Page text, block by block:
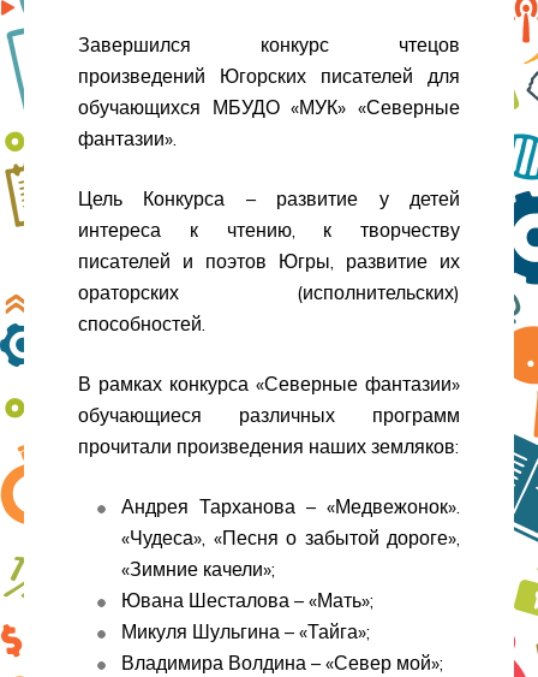
Завершился конкурс чтецов
произведений Югорских писателей для
обучающихся МБУДО «МУК» «Северные
фантазии».
Цель Конкурса – развитие у детей
интереса к чтению, к творчеству
писателей и поэтов Югры, развитие их
ораторских (исполнительских)
способностей.
В рамках конкурса «Северные фантазии»
обучающиеся различных программ
прочитали произведения наших земляков:
Андрея Тарханова – «Медвежонок».
«Чудеса», «Песня о забытой дороге»,
«Зимние качели»;
Ювана Шесталова – «Мать»;
Микуля Шульгина – «Тайга»;
Владимира Волдина – «Север мой»;